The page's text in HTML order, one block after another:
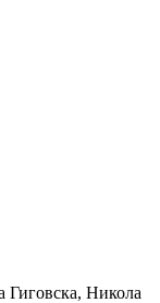
Никола